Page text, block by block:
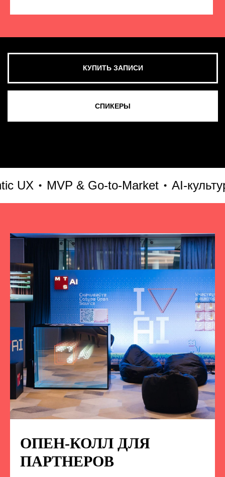
MVP & Go-to-Market AI-культура и
ОПЕН-КОЛЛ ДЛЯ
ПАРТНЕРОВ
ПОДПИСЫВАЙТЕСЬ
НА НАС В СОЦСЕТЯХ